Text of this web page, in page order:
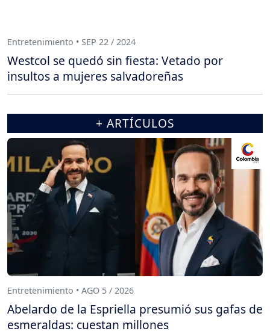
Entretenimiento • SEP 22 / 2024
Westcol se quedó sin fiesta: Vetado por
insultos a mujeres salvadoreñas
+ ARTÍCULOS
Entretenimiento • AGO 5 / 2026
Abelardo de la Espriella presumió sus gafas de
esmeraldas: cuestan millones